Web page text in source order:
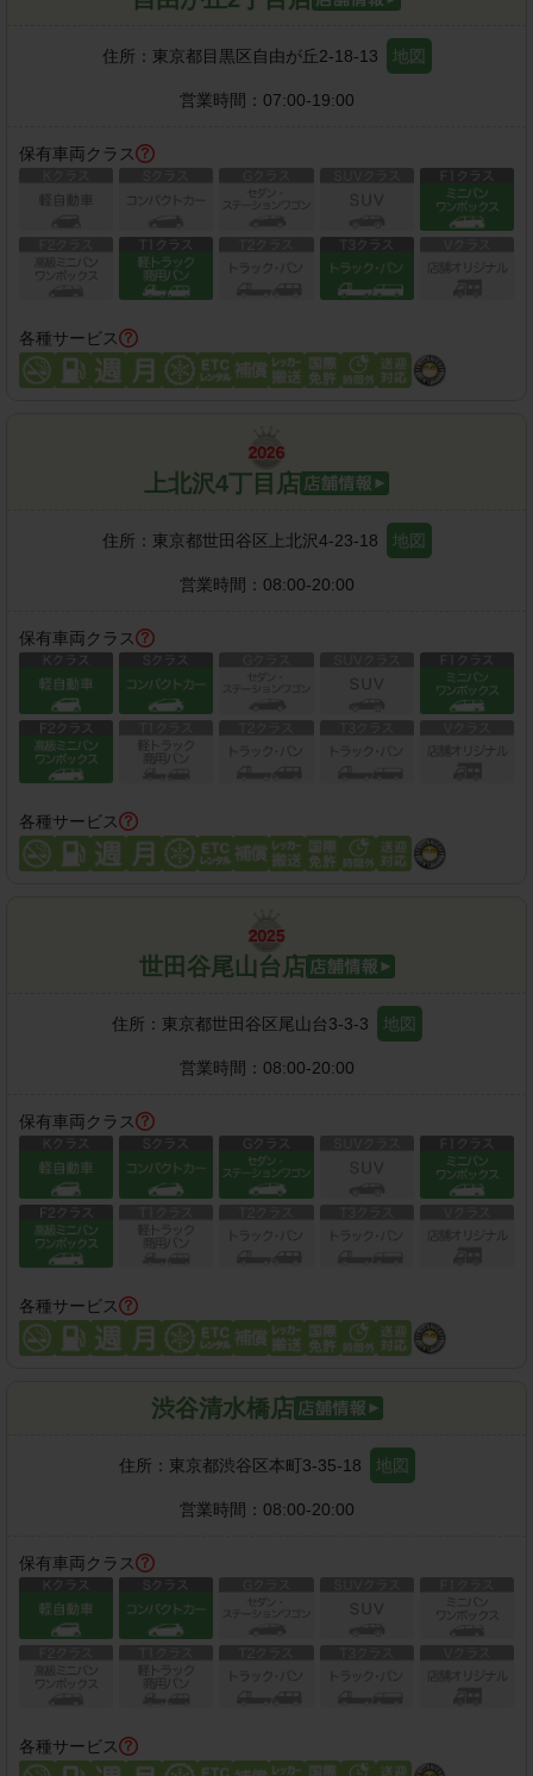
住所： 東京都目黒区自由が丘2-18-13 地図
営業時間： 07:00-19:00
保有車両クラス
各種サービス
上北沢4丁目店
住所： 東京都世田谷区上北沢4-23-18 地図
営業時間： 08:00-20:00
保有車両クラス
各種サービス
世田谷尾山台店
住所： 東京都世田谷区尾山台3-3-3 地図
営業時間： 08:00-20:00
保有車両クラス
各種サービス
渋谷清水橋店
住所： 東京都渋谷区本町3-35-18 地図
営業時間： 08:00-20:00
保有車両クラス
各種サービス